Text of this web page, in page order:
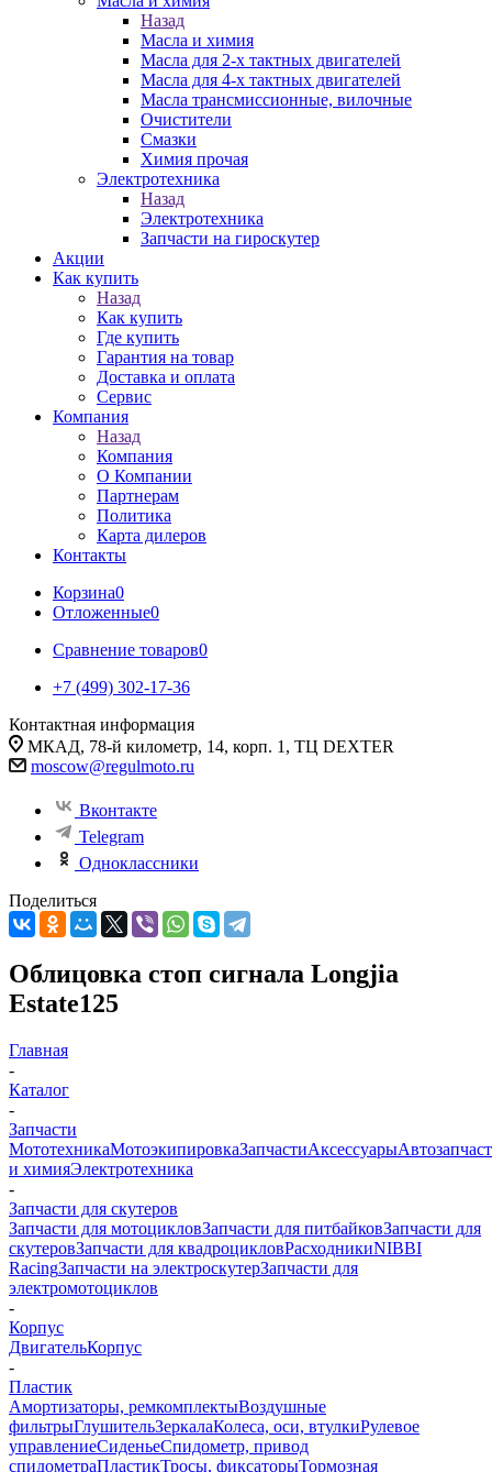
Назад
Масла и химия
Масла для 2-х тактных двигателей
Масла для 4-х тактных двигателей
Масла трансмиссионные, вилочные
Очистители
Смазки
Химия прочая
Электротехника
Назад
Электротехника
Запчасти на гироскутер
Акции
Как купить
Назад
Как купить
Где купить
Гарантия на товар
Доставка и оплата
Сервис
Компания
Назад
Компания
О Компании
Партнерам
Политика
Карта дилеров
Контакты
Корзина0
Отложенные0
Сравнение товаров0
+7 (499) 302-17-36
Контактная информация
МКАД, 78-й километр, 14, корп. 1, ТЦ DEXTER
moscow@regulmoto.ru
Вконтакте
Telegram
Одноклассники
Поделиться
Облицовка стоп сигнала Longjia
Estate125
Главная
-
Каталог
-
Запчасти
МототехникаМотоэкипировкаЗапчастиАксессуары
и химияЭлектротехника
-
Запчасти для скутеров
Запчасти для мотоцикловЗапчасти для питбайковЗапчасти для
скутеровЗапчасти для квадроцикловРасходникиNIBBI
RacingЗапчасти на электроскутерЗапчасти для
электромотоциклов
-
Корпус
ДвигательКорпус
-
Пластик
Амортизаторы, ремкомплектыВоздушные
фильтрыГлушительЗеркалаКолеса, оси, втулкиРулевое
управлениеСиденьеСпидометр, привод
спидометраПластикТросы, фиксаторыТормозная